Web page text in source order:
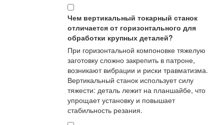
Чем вертикальный токарный станок
отличается от горизонтального для
обработки крупных деталей?
При горизонтальной компоновке тяжелую
заготовку сложно закрепить в патроне,
возникают вибрации и риски травматизма.
Вертикальный станок использует силу
тяжести: деталь лежит на планшайбе, что
упрощает установку и повышает
стабильность резания.